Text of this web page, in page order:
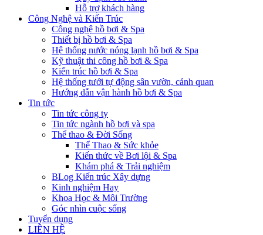
Hỗ trợ khách hàng
Công Nghệ và Kiến Trúc
Công nghệ hồ bơi & Spa
Thiết bị hồ bơi & Spa
Hệ thống nước nóng lạnh hồ bơi & Spa
Kỹ thuật thi công hồ bơi & Spa
Kiến trúc hồ bơi & Spa
Hệ thống tưới tự động sân vườn, cảnh quan
Hướng dẫn vận hành hồ bơi & Spa
Tin tức
Tin tức công ty
Tin tức ngành hồ bơi và spa
Thể thao & Đời Sống
Thể Thao & Sức khỏe
Kiến thức về Bơi lội & Spa
Khám phá & Trải nghiệm
BLog Kiến trúc Xây dựng
Kinh nghiệm Hay
Khoa Học & Môi Trường
Góc nhìn cuộc sống
Tuyển dụng
LIÊN HỆ